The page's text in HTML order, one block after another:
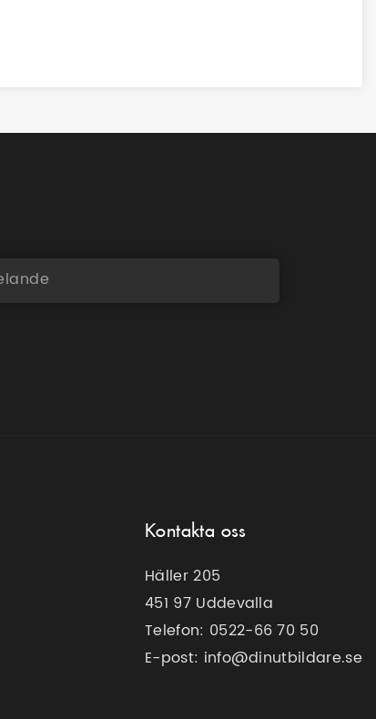
Kontakta oss
Häller 205
451 97 Uddevalla
Telefon: 0522-66 70 50
E-post: info@dinutbildare.se